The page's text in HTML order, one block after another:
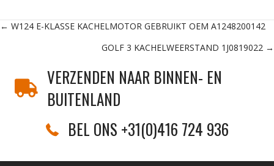
Posts
← W124 E-KLASSE KACHELMOTOR GEBRUIKT OEM A1248200142
GOLF 3 KACHELWEERSTAND 1J0819022 →
VERZENDEN NAAR BINNEN- EN
BUITENLAND
BEL ONS +31(0)416 724 936